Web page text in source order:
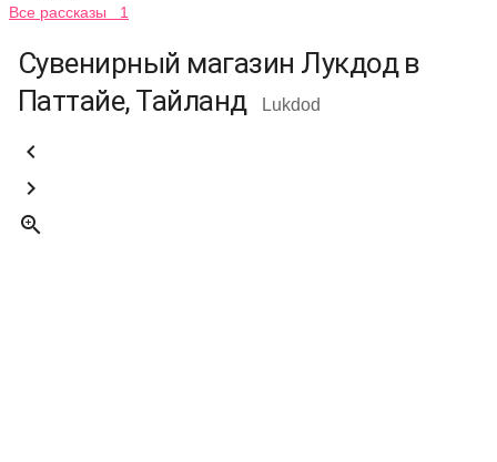
Все рассказы 1
Сувенирный магазин Лукдод в
Паттайе, Тайланд
Lukdod


